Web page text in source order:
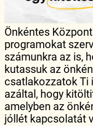
Önkéntes
programokat
számunkra az is,
kutassuk az
csatlakozzatok Ti
azáltal, hogy
amelyben az
jóllét kapcsolatát